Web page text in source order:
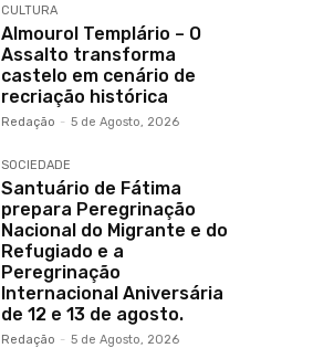
CULTURA
Almourol Templário – O
Assalto transforma
castelo em cenário de
recriação histórica
Redação - 5 de Agosto, 2026
SOCIEDADE
Santuário de Fátima
prepara Peregrinação
Nacional do Migrante e do
Refugiado e a
Peregrinação
Internacional Aniversária
de 12 e 13 de agosto.
Redação - 5 de Agosto, 2026